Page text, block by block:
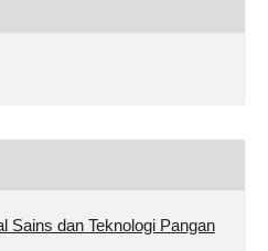
Sains dan Teknologi Pangan